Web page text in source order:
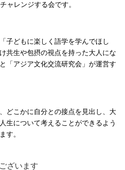
ャレンジする会です。
子どもに楽しく語学を学んでほし
共生や包摂の視点を持った大人にな
「アジア文化交流研究会」が運営す
どこかに自分との接点を見出し、大
生について考えることができるよう
す。
ざいます